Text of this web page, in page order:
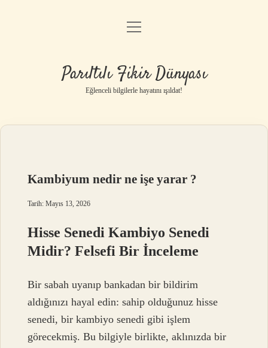
Anasayfa
Yasal Uyarı
menüyü
Parıltılı Fikir Dünyası
Eğlenceli bilgilerle hayatını ışıldat!
Kambiyum nedir ne işe yarar ?
Tarih: Mayıs 13, 2026
Hisse Senedi Kambiyo Senedi
Midir? Felsefi Bir İnceleme
Bir sabah uyanıp bankadan bir bildirim
aldığınızı hayal edin: sahip olduğunuz hisse
senedi, bir kambiyo senedi gibi işlem
görecekmiş. Bu bilgiyle birlikte, aklınızda bir